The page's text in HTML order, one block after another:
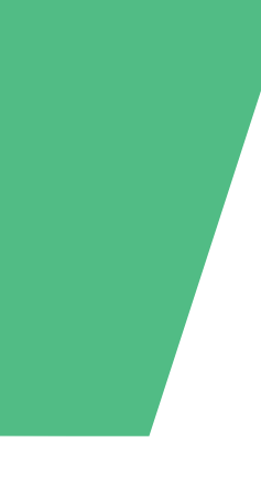
Individuella
per användning med
5
US$